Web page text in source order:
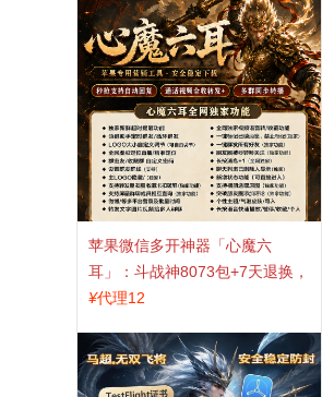
苹果微信多开神器「心魔六
耳」：斗战神8073包+7天退换，
认准拍拍卡激活码商城
¥代理12